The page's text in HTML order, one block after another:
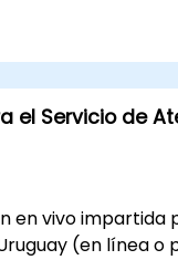
calidad y la
la asistencia
mejores prácticas
los flujos de
contenido.
el Servicio de
en vivo impartida
(en línea o